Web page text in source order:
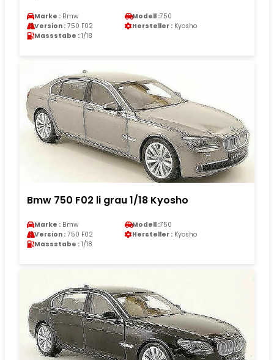
Marke : Bmw Modell :750
Version : 750 F02 Hersteller : Kyosho
Massstabe : 1/18
Bmw 750 F02 li grau 1/18 Kyosho
Marke : Bmw Modell :750
Version : 750 F02 Hersteller : Kyosho
Massstabe : 1/18